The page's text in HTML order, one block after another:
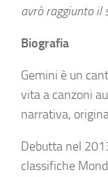
avrò raggiunto il
Biografia
Gemini è un
vita a canzoni
narrativa,
Debutta nel
classifiche